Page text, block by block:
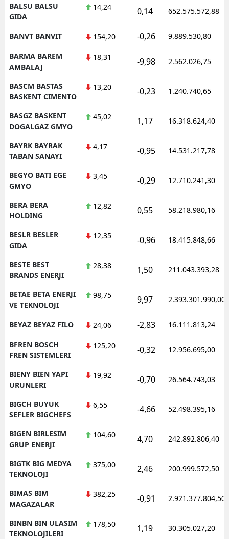
BALSU BALSU
GIDA
14,24 0,14 652.575.572,88
BANVT BANVIT 154,20 -0,26 9.889.530,80
BARMA BAREM
AMBALAJ
18,31 -9,98 2.562.026,75
BASCM BASTAS
BASKENT CIMENTO
13,20 -0,23 1.240.740,65
BASGZ BASKENT
DOGALGAZ GMYO
45,02 1,17 16.318.624,40
BAYRK BAYRAK
TABAN SANAYI
4,17 -0,95 14.531.217,78
BEGYO BATI EGE
GMYO
3,45 -0,29 12.710.241,30
BERA BERA
HOLDING
12,82 0,55 58.218.980,16
BESLR BESLER
GIDA
12,35 -0,96 18.415.848,66
BESTE BEST
BRANDS ENERJI
28,38 1,50 211.043.393,28
BETAE BETA ENERJI
VE TEKNOLOJI
98,75 9,97 2.393.301.990,00
BEYAZ BEYAZ FILO 24,06 -2,83 16.111.813,24
BFREN BOSCH
FREN SISTEMLERI
125,20 -0,32 12.956.695,00
BIENY BIEN YAPI
URUNLERI
19,92 -0,70 26.564.743,03
BIGCH BUYUK
SEFLER BIGCHEFS
6,55 -4,66 52.498.395,16
BIGEN BIRLESIM
GRUP ENERJI
104,60 4,70 242.892.806,40
BIGTK BIG MEDYA
TEKNOLOJI
375,00 2,46 200.999.572,50
BIMAS BIM
MAGAZALAR
382,25 -0,91 2.921.377.804,50
BINBN BIN ULASIM
TEKNOLOJILERI
178,50 1,19 30.305.027,20